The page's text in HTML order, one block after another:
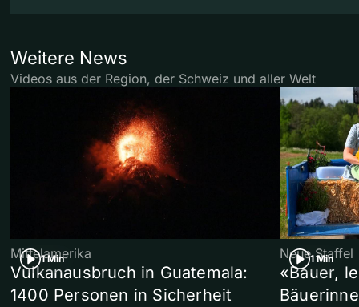
Weitere News
Videos aus der Region, der Schweiz und aller Welt
1 Min
Mittelamerika
Vulkanausbruch in Guatemala:
1400 Personen in Sicherheit
1 Min
Neue Staffel
«Bauer,